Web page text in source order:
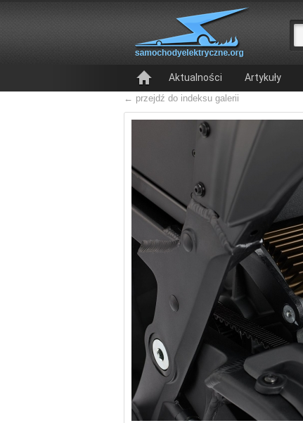
Aktualności Artykuły
← przejdź do indeksu galerii